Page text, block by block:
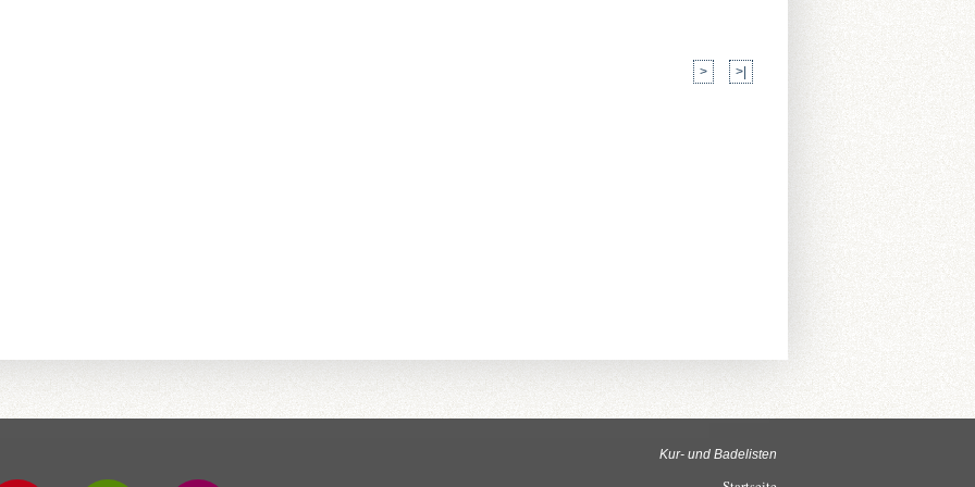
> >|
Kur- und Badelisten